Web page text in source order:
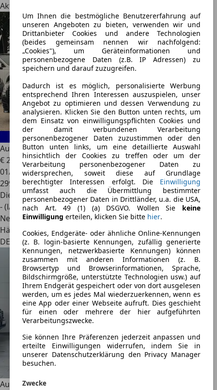
Um Ihnen die bestmögliche Benutzererfahrung auf
unseren Angeboten zu bieten, verwenden wir und
Drittanbieter Cookies und andere Technologien
(beides gemeinsam nennen wir nachfolgend:
„Cookies"), um Geräteinformationen und
personenbezogene Daten (z.B. IP Adressen) zu
speichern und darauf zuzugreifen.
Dadurch ist es möglich, personalisierte Werbung
entsprechend Ihren Interessen auszuspielen, unser
Angebot zu optimieren und dessen Verwendung zu
analysieren. Klicken Sie den Button unten rechts, um
dem Einsatz von einwilligungspflichten Cookies und
der damit verbundenen Verarbeitung
personenbezogener Daten zuzustimmen oder den
Button unten links, um eine detaillierte Auswahl
hinsichtlich der Cookies zu treffen oder um der
Verarbeitung personenbezogener Daten zu
widersprechen, soweit diese auf Grundlage
berechtigter Interessen erfolgt. Die Einwilligung
umfasst auch die Übermittlung bestimmter
personenbezogener Daten in Drittländer, u.a. die USA,
nach Art. 49 (1) (a) DSGVO. Wollen Sie keine
Einwilligung erteilen, klicken Sie bitte hier.
Cookies, Endgeräte- oder ähnliche Online-Kennungen
(z. B. login-basierte Kennungen, zufällig generierte
Kennungen, netzwerkbasierte Kennungen) können
zusammen mit anderen Informationen (z. B.
Browsertyp und Browserinformationen, Sprache,
Bildschirmgröße, unterstützte Technologien usw.) auf
Ihrem Endgerät gespeichert oder von dort ausgelesen
werden, um es jedes Mal wiederzuerkennen, wenn es
eine App oder einer Webseite aufruft. Dies geschieht
für einen oder mehrere der hier aufgeführten
Verarbeitungszwecke.
Sie können Ihre Präferenzen jederzeit anpassen und
erteilte Einwilligungen widerrufen, indem Sie in
unserer Datenschutzerklärung den Privacy Manager
besuchen.
Zwecke
Aktuelle Angebote
Audi A63.0 TDI quattro Avant*LEDER*NAVI*TÜV 10/2026*
€ 2.790
01/2009
299.000 km
Diesel
- (l/100 km)
Neu
Händler
DE 27383
Audi A6Avant 2.0 *Bluetooth*Sitzheizung*el.Fenster*